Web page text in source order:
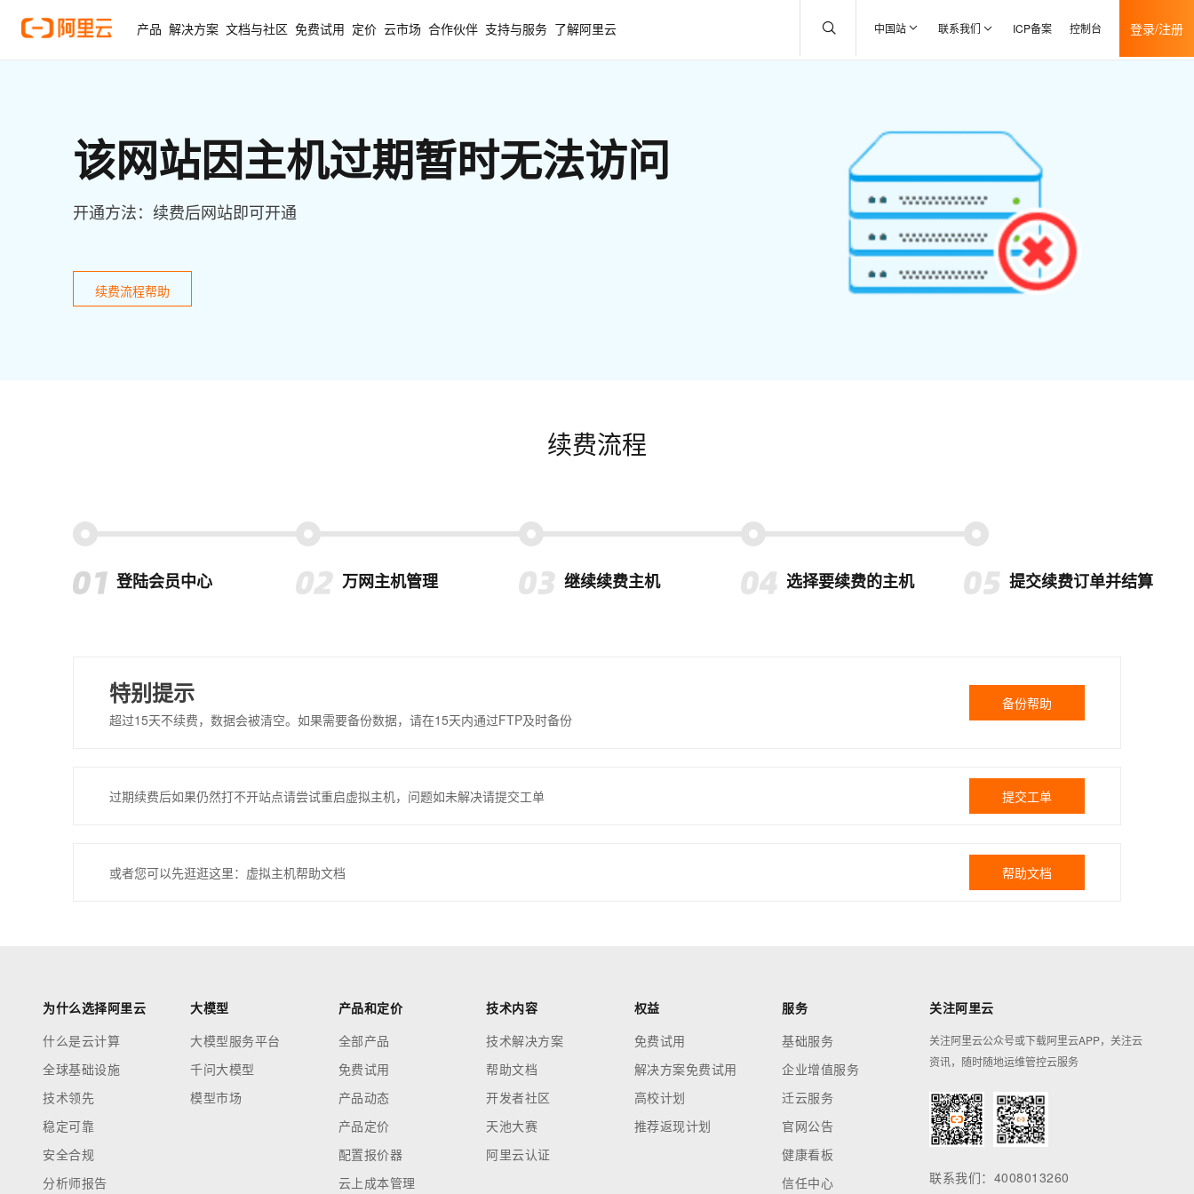
产品 解决方案 文档与社区 免费试用 定价 云市场 合作伙伴 支持与服务 了解阿里云 中国站 联系我们 ICP备案 控制台 登录/注册
该网站因主机过期暂时无法访问
开通方法：续费后网站即可开通
续费流程帮助
续费流程
登陆会员中心 万网主机管理 继续续费主机 选择要续费的主机 提交续费订单并结算
特别提示
超过15天不续费，数据会被清空。如果需要备份数据，请在15天内通过FTP及时备份
备份帮助
过期续费后如果仍然打不开站点请尝试重启虚拟主机，问题如未解决请提交工单 提交工单
或者您可以先逛逛这里：虚拟主机帮助文档 帮助文档